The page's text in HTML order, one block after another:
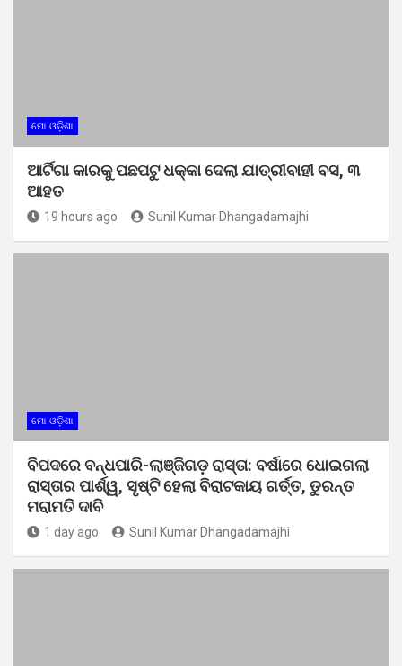
ମୋ ଓଡ଼ିଶା
ଆର୍ଟିଗା କାରକୁ ପଛପଟୁ ଧକ୍କା ଦେଲା ଯାତ୍ରୀବାହୀ ବସ, ୩
ଆହତ
19 hours ago Sunil Kumar Dhangadamajhi
ମୋ ଓଡ଼ିଶା
ବିପଦରେ ବନ୍ଧପାରି-ଲାଞ୍ଜିଗଡ଼ ରାସ୍ତା: ବର୍ଷାରେ ଧୋଇଗଲା
ରାସ୍ତାର ପାର୍ଶ୍ୱ, ସୃଷ୍ଟି ହେଲା ବିରାଟକାୟ ଗର୍ତ୍ତ, ତୁରନ୍ତ
ମରାମତି ଦାବି
1 day ago Sunil Kumar Dhangadamajhi